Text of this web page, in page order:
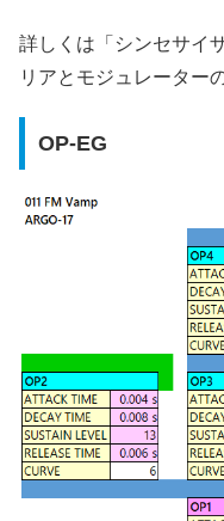
詳しくは「シンセサイ
リアとモジュレーター
OP-EG